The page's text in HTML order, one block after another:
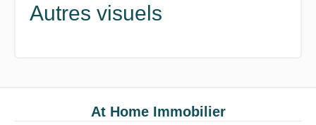
Autres visuels
At Home Immobilier